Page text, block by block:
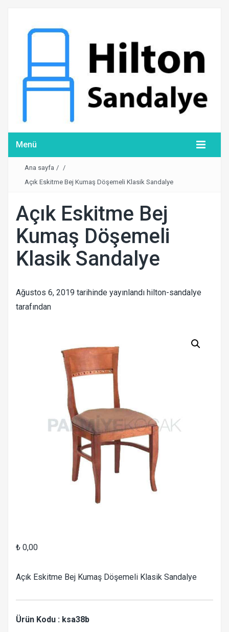
Menü
Ana sayfa / /
Açık Eskitme Bej Kumaş Döşemeli Klasik Sandalye
Açık Eskitme Bej
Kumaş Döşemeli
Klasik Sandalye
Ağustos 6, 2019 tarihinde yayınlandı hilton-sandalye
tarafından
₺ 0,00
Açık Eskitme Bej Kumaş Döşemeli Klasik Sandalye
Ürün Kodu : ksa38b